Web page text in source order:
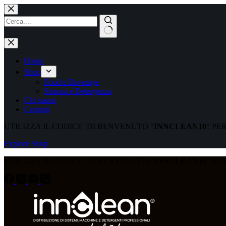
Home
Shop
Food e Beverage
Sistemi e Detergenza
Chi siamo
Contatti
UTILIZZA IL CODICE DI BENVENUTO " INNCLEAN10"
Explore Shop